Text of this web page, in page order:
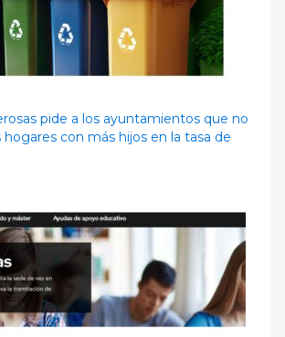
pide a los ayuntamientos que no
hogares con más hijos en la tasa de